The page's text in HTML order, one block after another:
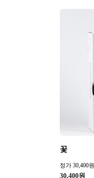
꽃
정가 30,400원
30,400원